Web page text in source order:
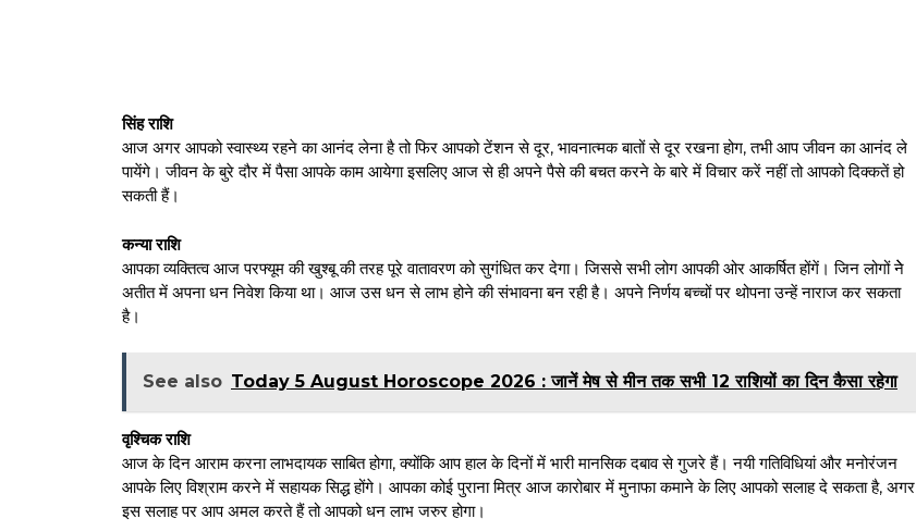
सिंह राशि
आज अगर आपको स्वास्थ्य रहने का आनंद लेना है तो फिर आपको टेंशन से दूर, भावनात्मक बातों से दूर रखना होग, तभी आप जीवन का आनंद ले
पायेंगे। जीवन के बुरे दौर में पैसा आपके काम आयेगा इसलिए आज से ही अपने पैसे की बचत करने के बारे में विचार करें नहीं तो आपको दिक्कतें हो
सकती हैं।
कन्या राशि
आपका व्यक्तित्व आज परफ्यूम की खुश्बू की तरह पूरे वातावरण को सुगंधित कर देगा। जिससे सभी लोग आपकी ओर आकर्षित होंगें। जिन लोगों नेे
अतीत में अपना धन निवेश किया था। आज उस धन से लाभ होने की संभावना बन रही है। अपने निर्णय बच्चों पर थोपना उन्हें नाराज कर सकता
है।
See also Today 5 August Horoscope 2026 : जानें मेष से मीन तक सभी 12 राशियों का दिन कैसा रहेगा
वृश्चिक राशि
आज के दिन आराम करना लाभदायक साबित होगा, क्योंकि आप हाल के दिनों में भारी मानसिक दबाव से गुजरे हैं। नयी गतिविधियां और मनोरंजन
आपके लिए विश्राम करने में सहायक सिद्ध होंगे। आपका कोई पुराना मित्र आज कारोबार में मुनाफा कमाने के लिए आपको सलाह दे सकता है, अगर
इस सलाह पर आप अमल करते हैं तो आपको धन लाभ जरुर होगा।